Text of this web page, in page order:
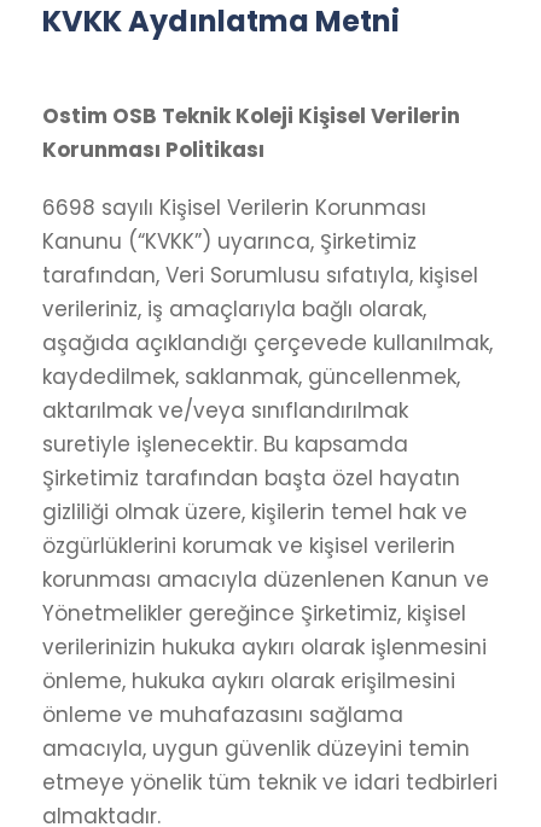
KVKK Aydınlatma Metni
Ostim OSB Teknik Koleji Kişisel Verilerin
Korunması Politikası
6698 sayılı Kişisel Verilerin Korunması
Kanunu (“KVKK”) uyarınca, Şirketimiz
tarafından, Veri Sorumlusu sıfatıyla, kişisel
verileriniz, iş amaçlarıyla bağlı olarak,
aşağıda açıklandığı çerçevede kullanılmak,
kaydedilmek, saklanmak, güncellenmek,
aktarılmak ve/veya sınıflandırılmak
suretiyle işlenecektir. Bu kapsamda
Şirketimiz tarafından başta özel hayatın
gizliliği olmak üzere, kişilerin temel hak ve
özgürlüklerini korumak ve kişisel verilerin
korunması amacıyla düzenlenen Kanun ve
Yönetmelikler gereğince Şirketimiz, kişisel
verilerinizin hukuka aykırı olarak işlenmesini
önleme, hukuka aykırı olarak erişilmesini
önleme ve muhafazasını sağlama
amacıyla, uygun güvenlik düzeyini temin
etmeye yönelik tüm teknik ve idari tedbirleri
almaktadır.